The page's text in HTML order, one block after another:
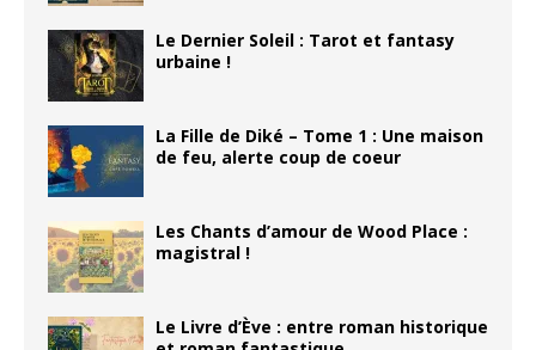
Le Dernier Soleil : Tarot et fantasy
urbaine !
La Fille de Diké – Tome 1 : Une maison
de feu, alerte coup de coeur
Les Chants d’amour de Wood Place :
magistral !
Le Livre d’Ève : entre roman historique